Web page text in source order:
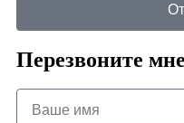
Перезвоните мне